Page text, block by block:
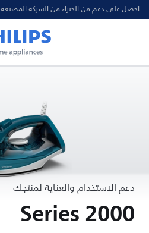
احصل على دعم من الخبراء من الشركة المصنعة
دعم الاستخدام والعناية لمنتجك
2000 Series